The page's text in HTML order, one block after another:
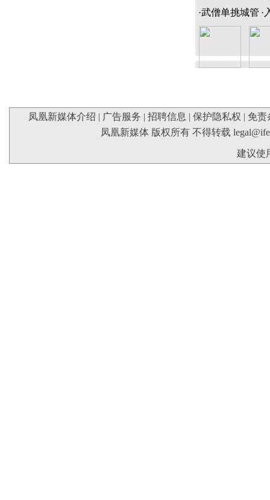
·武僧单挑城管 ·
凤凰新媒体介绍 | 广告服务 | 招聘信息 | 保护隐私权 | 免责
凤凰新媒体 版权所有 不得转载
建议使